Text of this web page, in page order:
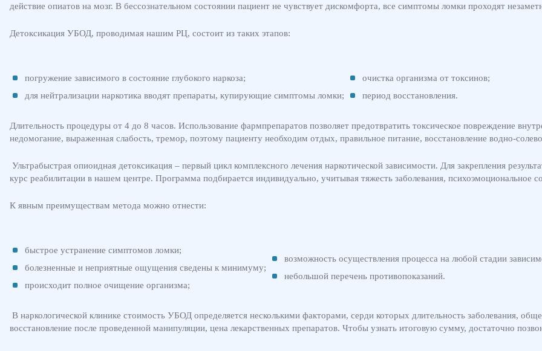
действие опиатов на мозг. В бессознательном состоянии пациент не чувствует дискомфорта, все симптомы ломки проходят
Детоксикация УБОД, проводимая нашим РЦ, состоит из таких этапов:
погружение зависимого в состояние глубокого наркоза;
для нейтрализации наркотика вводят препараты, купирующие симптомы ломки;
очистка организма от токсинов;
период восстановления.
Длительность процедуры от 4 до 8 часов. Использование фармпрепаратов позволяет предотвратить токсическое повреждение
недомогание, выраженная слабость, тремор, поэтому пациенту необходим отдых, правильное питание, восстановление водно-
Ультрабыстрая опиоидная детоксикация – первый цикл комплексного лечения наркотической зависимости. Для закрепления
курс реабилитации в нашем центре. Программа подбирается индивидуально, учитывая тяжесть заболевания, психоэмоциональное
К явным преимуществам метода можно отнести:
быстрое устранение симптомов ломки;
болезненные и неприятные ощущения сведены к минимуму;
происходит полное очищение организма;
возможность осуществления процесса на любой стадии
небольшой перечень противопоказаний.
В наркологической клинике стоимость УБОД определяется несколькими факторами, серди которых длительность заболевания,
восстановление после проведенной манипуляции, цена лекарственных препаратов. Чтобы узнать итоговую сумму, достаточно